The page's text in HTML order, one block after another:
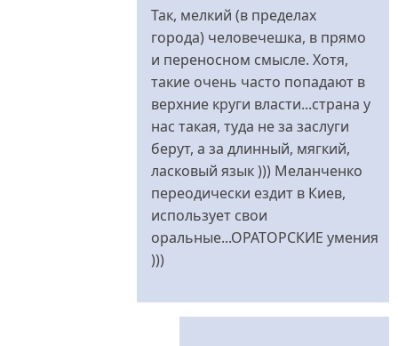
Так, мелкий (в пределах
города) человечешка, в прямо
и переносном смысле. Хотя,
такие очень часто попадают в
верхние круги власти...страна у
нас такая, туда не за заслуги
берут, а за длинный, мягкий,
ласковый язык ))) Меланченко
переодически ездит в Киев,
использует свои
оральные...ОРАТОРСКИЕ умения
)))